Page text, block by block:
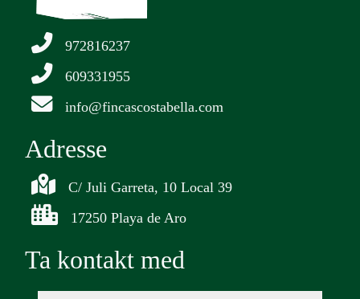
972816237
609331955
info@fincascostabella.com
Adresse
C/ Juli Garreta, 10 Local 39
17250 Playa de Aro
Ta kontakt med